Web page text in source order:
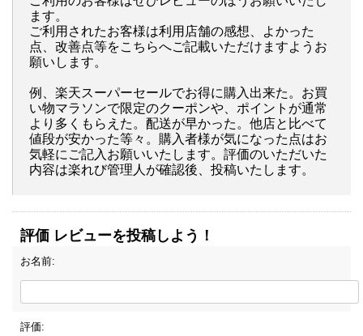
ます。
ご利用されたお客様は利用店舗の感想、よかった
点、改善点等をこちらへご記載いただけますようお
願いします。
例、楽天スーパーセールでお得に購入出来た。お買
い物マラソンで限定のクーポンや、ポイントが通常
より多くもらえた。配送が早かった。他店と比べて
値段が安かった等々。購入者様が気になった点はお
気軽にご記入お願いいたします。評価のいただいた
内容は楽れび管理人が確認後、投稿いたします。
評価 レビューを投稿しよう！
お名前:
評価: